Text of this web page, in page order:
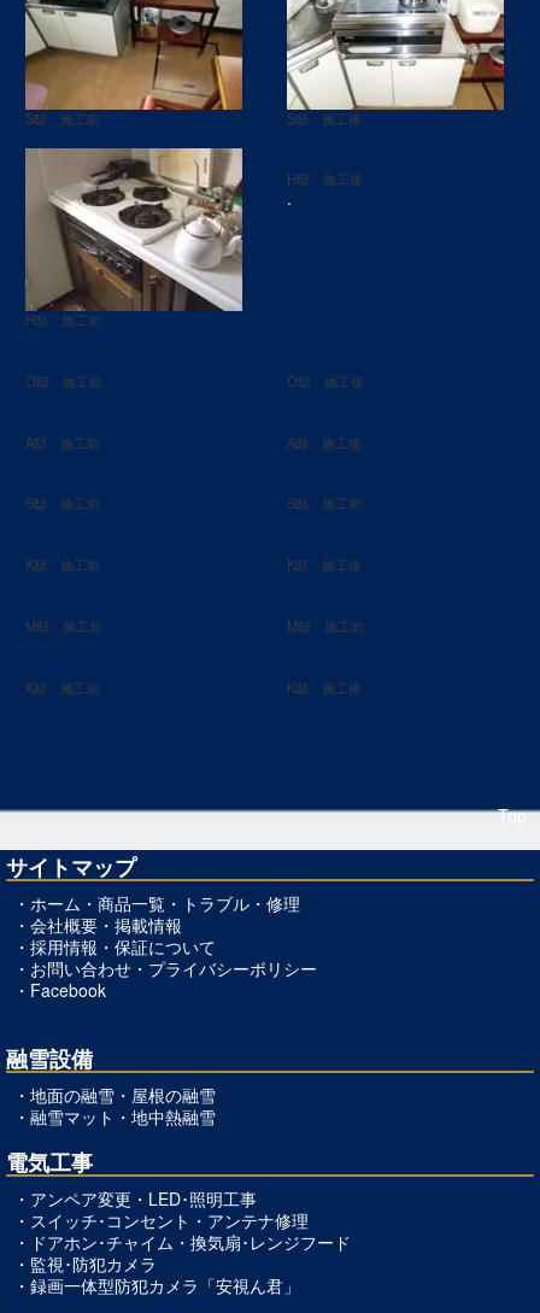
S邸 施工前 S邸 施工後
H邸 施工前
H邸 施工後
.
O邸 施工前 O邸 施工後
A邸 施工前 A邸 施工後
S邸 施工前 S邸 施工前
K邸 施工前 K邸 施工後
M邸 施工前 M邸 施工前
K邸 施工前 K邸 施工後
Top
サイトマップ
・ ホーム ・ 商品一覧 ・ トラブル・修理
・ 会社概要 ・ 掲載情報
・ 採用情報 ・ 保証について
・ お問い合わせ ・ プライバシーポリシー
・ Facebook
融雪設備
・ 地面の融雪 ・ 屋根の融雪
・ 融雪マット ・ 地中熱融雪
電気工事
・ アンペア変更 ・ LED･照明工事
・ スイッチ･コンセント ・ アンテナ修理
・ ドアホン･チャイム ・ 換気扇･レンジフード
・ 監視･防犯カメラ
・ 録画一体型防犯カメラ「安視ん君」